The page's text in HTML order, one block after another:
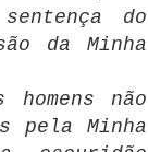
do
da Minha
não
pela Minha